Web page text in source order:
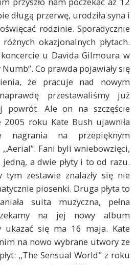
długą przerwę, urodziła syna i
rodzinie. Sporadycznie
okazjonalnych płytach.
koncercie u Davida Gilmoura w
Co prawda pojawiały się
że pracuje nad nowym
przestawaliśmy już
powrót. Ale on na szczęście
2005 roku Kate Bush ujawniła
nagrania na przepięknym
Fani byli wniebowzięci,
a dwie płyty i to od razu.
tym zestawie znalazły się nie
piosenki. Druga płyta to
suita muzyczna, pełna
na jej nowy album
ukazać się ma 16 maja. Kate
na nowo wybrane utwory ze
,,The Sensual World" z roku